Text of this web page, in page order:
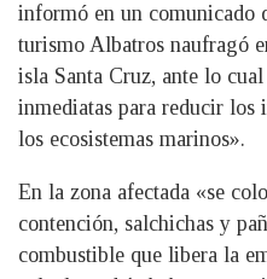
informó en un comunicado
turismo Albatros naufragó
isla Santa Cruz, ante lo
inmediatas para reducir los
los ecosistemas marinos».
En la zona afectada «se
contención, salchichas y
combustible que libera la